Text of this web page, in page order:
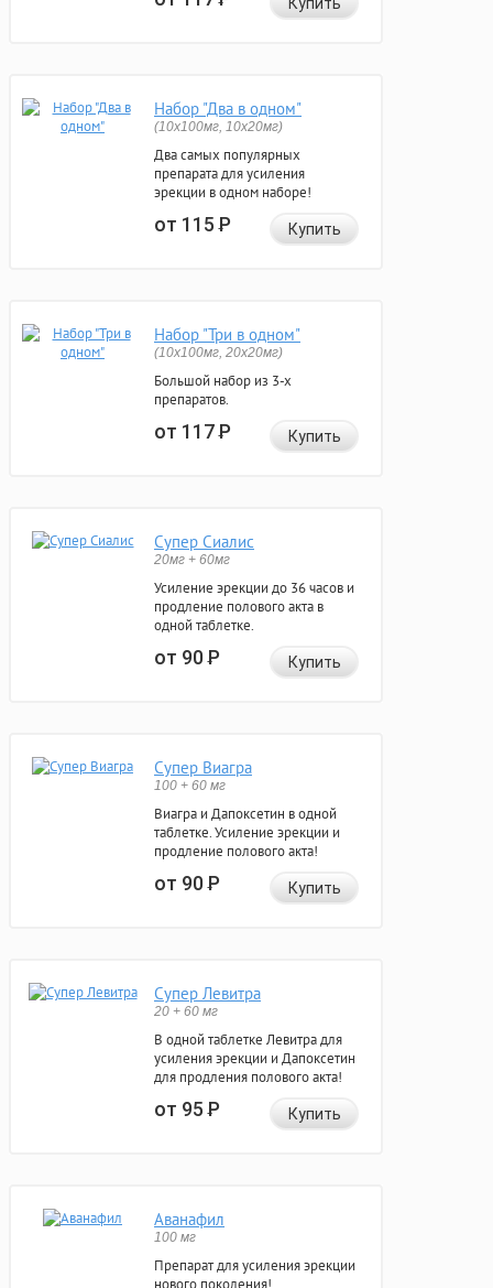
Купить
Набор "Два в одном"
(10x100мг, 10x20мг)
Два самых популярных
препарата для усиления
эрекции в одном наборе!
от 115Р Купить
Набор "Три в одном"
(10x100мг, 20x20мг)
Большой набор из 3-х
препаратов.
от 117Р Купить
Супер Сиалис
20мг + 60мг
Усиление эрекции до 36 часов и
продление полового акта в
одной таблетке.
от 90Р Купить
Супер Виагра
100 + 60 мг
Виагра и Дапоксетин в одной
таблетке. Усиление эрекции и
продление полового акта!
от 90Р Купить
Супер Левитра
20 + 60 мг
В одной таблетке Левитра для
усиления эрекции и Дапоксетин
для продления полового акта!
от 95Р Купить
Аванафил
100 мг
Препарат для усиления эрекции